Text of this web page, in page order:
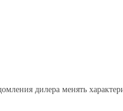
дилера менять